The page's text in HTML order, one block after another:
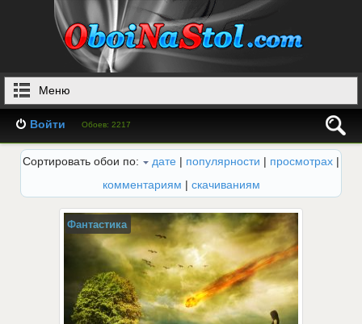
Меню
Войти Обоев: 2217
Сортировать обои по: дате | популярности | просмотрах |
комментариям | скачиваниям
Фантастика